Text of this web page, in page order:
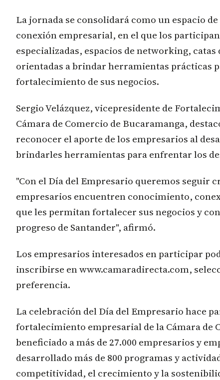
La jornada se consolidará como un espacio
conexión empresarial, en el que los
especializadas, espacios de networking,
orientadas a brindar herramientas prácticas
fortalecimiento de sus negocios.
Sergio Velázquez, vicepresidente de
Cámara de Comercio de Bucaramanga,
reconocer el aporte de los empresarios al
brindarles herramientas para enfrentar los
"Con el Día del Empresario queremos seguir
empresarios encuentren conocimiento,
que les permitan fortalecer sus negocios y
progreso de Santander", afirmó.
Los empresarios interesados en participar
inscribirse en www.camaradirecta.com,
preferencia.
La celebración del Día del Empresario hace
fortalecimiento empresarial de la Cámara de
beneficiado a más de 27.000 empresarios y
desarrollado más de 800 programas y
competitividad, el crecimiento y la